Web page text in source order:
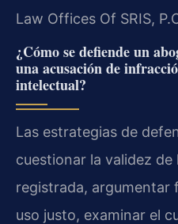
Law Offices Of SRIS,
¿Cómo se defiende un
una acusación de
intelectual?
Las estrategias de
cuestionar la validez
registrada, argumentar
uso justo, examinar el